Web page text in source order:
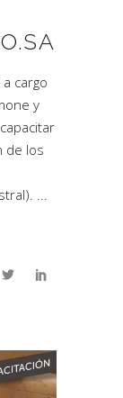
cargo
y
de los